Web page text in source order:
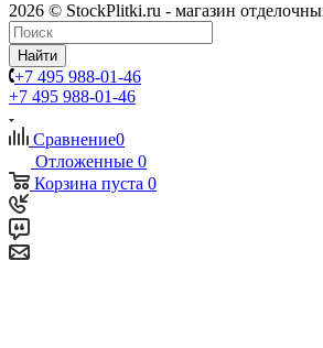
2026 © StockPlitki.ru - магазин
Найти
+7 495 988-01-46
+7 495 988-01-46
Сравнение0
Отложенные 0
Корзина пуста 0